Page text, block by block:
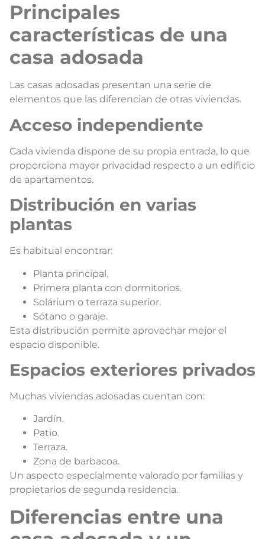
Principales
características de una
casa adosada
Las casas adosadas presentan una serie de
elementos que las diferencian de otras viviendas.
Acceso independiente
Cada vivienda dispone de su propia entrada, lo que
proporciona mayor privacidad respecto a un edificio
de apartamentos.
Distribución en varias
plantas
Es habitual encontrar:
Planta principal.
Primera planta con dormitorios.
Solárium o terraza superior.
Sótano o garaje.
Esta distribución permite aprovechar mejor el
espacio disponible.
Espacios exteriores privados
Muchas viviendas adosadas cuentan con:
Jardín.
Patio.
Terraza.
Zona de barbacoa.
Un aspecto especialmente valorado por familias y
propietarios de segunda residencia.
Diferencias entre una